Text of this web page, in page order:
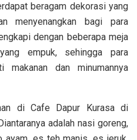
beragam dekorasi yang
menyenangkan bagi para
dengan beberapa meja
empuk, sehingga para
makanan dan minumannya
di Cafe Dapur Kurasa di
adalah nasi goreng,